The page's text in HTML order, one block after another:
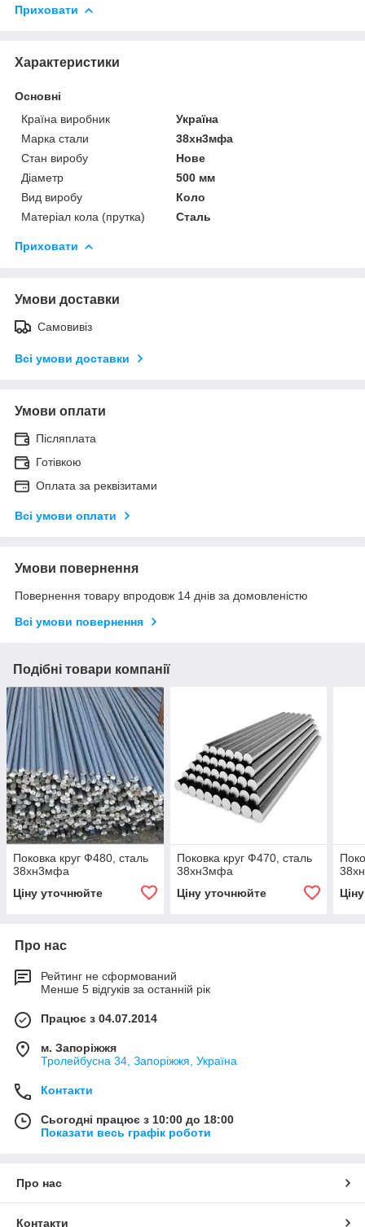
Приховати
Характеристики
Основні
Країна виробник
Україна
Марка стали
38хн3мфа
Стан виробу
Нове
Діаметр
500 мм
Вид виробу
Коло
Матеріал кола (прутка)
Сталь
Приховати
Умови доставки
Самовивіз
Всі умови доставки
Умови оплати
Післяплата
Готівкою
Оплата за реквізитами
Всі умови оплати
Умови повернення
Повернення товару впродовж 14 днів за домовленістю
Всі умови повернення
Подібні товари компанії
Поковка круг Ф480, сталь
38хн3мфа
Ціну уточнюйте
Поковка круг Ф470, сталь
38хн3мфа
Ціну уточнюйте
Про нас
Рейтинг не сформований
Менше 5 відгуків за останній рік
Працює з 04.07.2014
м. Запоріжжя
Тролейбусна 34, Запоріжжя, Україна
Контакти
Сьогодні працює з 10:00 до 18:00
Показати весь графік роботи
Про нас
Контакти